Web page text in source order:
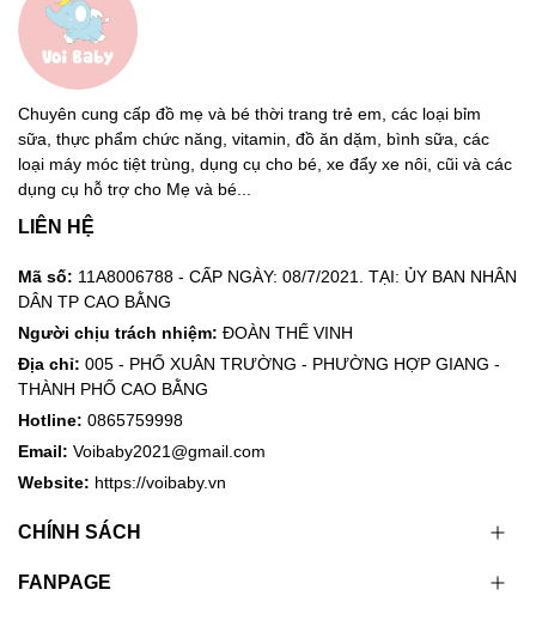
Chuyên cung cấp đồ mẹ và bé thời trang trẻ em, các loại bỉm
sữa, thực phẩm chức năng, vitamin, đồ ăn dặm, bình sữa, các
loại máy móc tiệt trùng, dụng cụ cho bé, xe đẩy xe nôi, cũi và các
dụng cụ hỗ trợ cho Mẹ và bé...
LIÊN HỆ
Mã số: 11A8006788 - CẤP NGÀY: 08/7/2021. TẠI: ỦY BAN NHÂN
DÂN TP CAO BẰNG
Người chịu trách nhiệm: ĐOÀN THẾ VINH
Địa chỉ: 005 - PHỐ XUÂN TRƯỜNG - PHƯỜNG HỢP GIANG -
THÀNH PHỐ CAO BẰNG
Hotline: 0865759998
Email: Voibaby2021@gmail.com
Website: https://voibaby.vn
CHÍNH SÁCH
FANPAGE